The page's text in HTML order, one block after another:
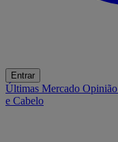
Entrar
Últimas Mercado Opinião
e Cabelo